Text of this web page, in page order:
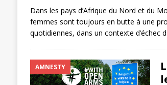
Dans les pays d’Afrique du Nord et du
femmes sont toujours en butte à une
quotidiennes, dans un contexte d’échec
AMNESTY